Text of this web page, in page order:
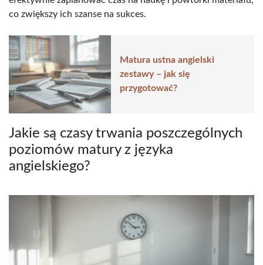
co zwiększy ich szanse na sukces.
Matura ustna angielski
zestawy – jak się
przygotować?
Jakie są czasy trwania poszczególnych
poziomów matury z języka
angielskiego?